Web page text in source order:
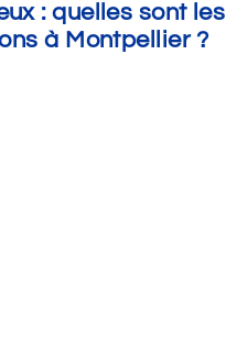
: quelles sont les
à Montpellier ?